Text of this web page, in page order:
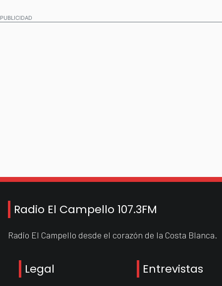
PUBLICIDAD
Radio El Campello 107.3FM
Radio El Campello desde el corazón de la Costa Blanca.
Legal Entrevistas